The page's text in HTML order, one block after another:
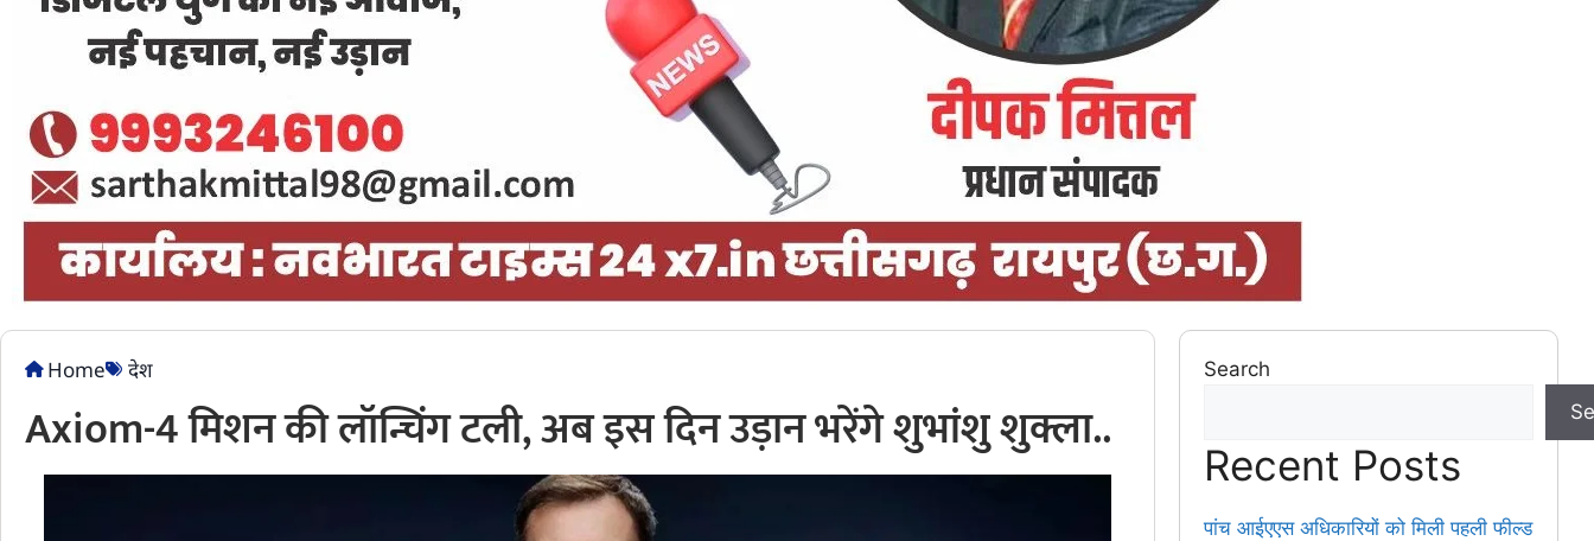
Home देश
Axiom-4 मिशन की लॉन्चिंग टली, अब इस दिन उड़ान भरेंगे शुभांशु शुक्ला..
Search
Recent Posts
पांच आईएएस अधिकारियों को मिली पहली फील्ड